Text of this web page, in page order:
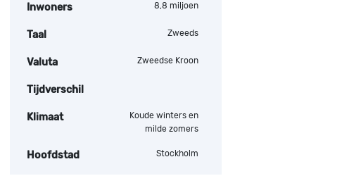
Inwoners 8,8 miljoen
Taal Zweeds
Valuta Zweedse Kroon
Tijdverschil
Klimaat
Koude winters en
milde zomers
Hoofdstad Stockholm